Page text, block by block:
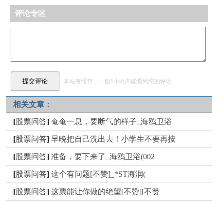
评论专区
本站有缓存，一般1小时内能看到您的评论
相关文章：
[股票问答] 奄奄一息，要断气的样子_海鸥卫浴
[股票问答] 早晚把自己洗出去！小学生不要再按
[股票问答] 准备，要下来了_海鸥卫浴(002
[股票问答] 这个有问题[不赞]_*ST海润(
[股票问答] 这票能让你做的绝望[不赞][不赞